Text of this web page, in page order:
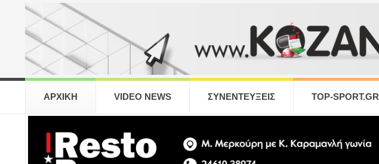
ΑΡΧΙΚΗ VIDEO NEWS ΣΥΝΕΝΤΕΥΞΕΙΣ TOP-SPORT.GR